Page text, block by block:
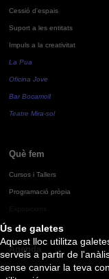
Ús de galetes
Aquest lloc utilitza
serveis a partir de
sense canviar la teva
Cessió d'espais
Suport a les entitats
Impuls a la creativitat
La Pua
Oficina Jove
Bar Bocamoll
Teatre Mira-sol
Què fem
Cursos i Tallers
Programació pròpia
Agenda